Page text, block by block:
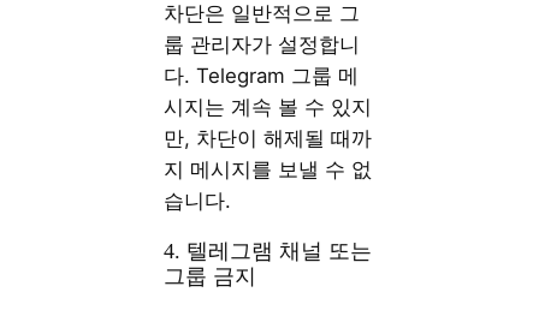
차단은 일반적으로 그
룹 관리자가 설정합니
다. Telegram 그룹 메
시지는 계속 볼 수 있지
만, 차단이 해제될 때까
지 메시지를 보낼 수 없
습니다.
4. 텔레그램 채널 또는
그룹 금지